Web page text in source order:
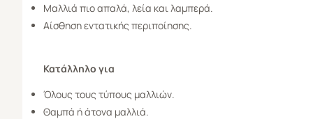
Μαλλιά πιο απαλά, λεία και λαμπερά.
Αίσθηση εντατικής περιποίησης.
Κατάλληλο για
Όλους τους τύπους μαλλιών.
Θαμπά ή άτονα μαλλιά.